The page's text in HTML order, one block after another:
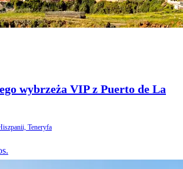
wybrzeża VIP z Puerto de La
Teneryfa